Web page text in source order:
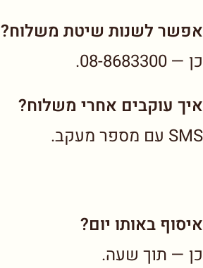
אפשר לשנות שיטת משלוח?
כן — 08-8683300.
איך עוקבים אחרי משלוח?
SMS עם מספר מעקב.
איסוף באותו יום?
כן — תוך שעה.